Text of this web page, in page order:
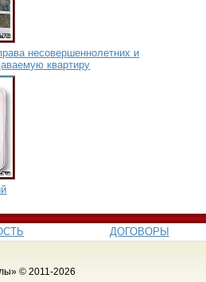
несовершеннолетних и
квартиру
ДОГОВОРЫ
© 2011-2026